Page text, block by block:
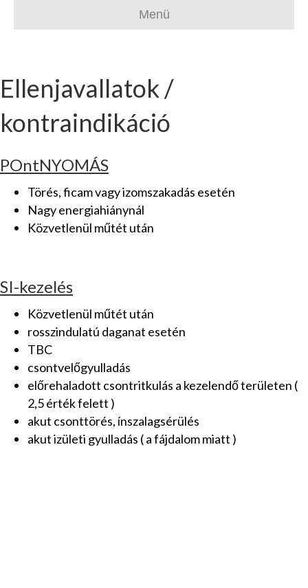
Menü
Ellenjavallatok /
kontraindikáció
POntNYOMÁS
Törés, ficam vagy izomszakadás esetén
Nagy energiahiánynál
Közvetlenül műtét után
SI-kezelés
Közvetlenül műtét után
rosszindulatú daganat esetén
TBC
csontvelőgyulladás
előrehaladott csontritkulás a kezelendő területen (
2,5 érték felett )
akut csonttörés, ínszalagsérülés
akut izületi gyulladás ( a fájdalom miatt )